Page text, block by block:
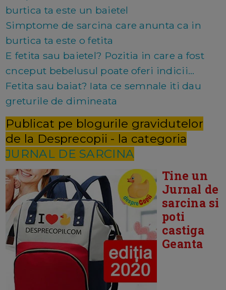
burtica ta este un baietel
Simptome de sarcina care anunta ca in
burtica ta este o fetita
E fetita sau baietel? Pozitia in care a fost
cnceput bebelusul poate oferi indicii...
Fetita sau baiat? Iata ce semnale iti dau
greturile de dimineata
Publicat pe blogurile gravidutelor
de la Desprecopii - la categoria
JURNAL DE SARCINA
Tine un
Jurnal de
sarcina si
poti
castiga
Geanta